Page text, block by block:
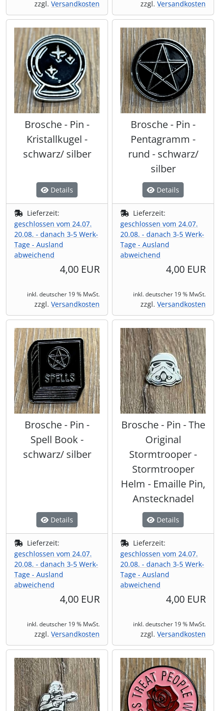
zzgl. Versandkosten zzgl. Versandkosten
Brosche - Pin -
Kristallkugel -
schwarz/ silber
Details
Lieferzeit:
geschlossen vom 24.07.
20.08. - danach 3-5 Werk-
Tage - Ausland
abweichend
4,00 EUR
inkl. deutscher 19 % MwSt.
zzgl. Versandkosten
Brosche - Pin -
Pentagramm -
rund - schwarz/
silber
Details
Lieferzeit:
geschlossen vom 24.07.
20.08. - danach 3-5 Werk-
Tage - Ausland
abweichend
4,00 EUR
inkl. deutscher 19 % MwSt.
zzgl. Versandkosten
Brosche - Pin -
Spell Book -
schwarz/ silber
Details
Lieferzeit:
geschlossen vom 24.07.
20.08. - danach 3-5 Werk-
Tage - Ausland
abweichend
4,00 EUR
inkl. deutscher 19 % MwSt.
zzgl. Versandkosten
Brosche - Pin - The
Original
Stormtrooper -
Stormtrooper
Helm - Emaille Pin,
Anstecknadel
Details
Lieferzeit:
geschlossen vom 24.07.
20.08. - danach 3-5 Werk-
Tage - Ausland
abweichend
4,00 EUR
inkl. deutscher 19 % MwSt.
zzgl. Versandkosten